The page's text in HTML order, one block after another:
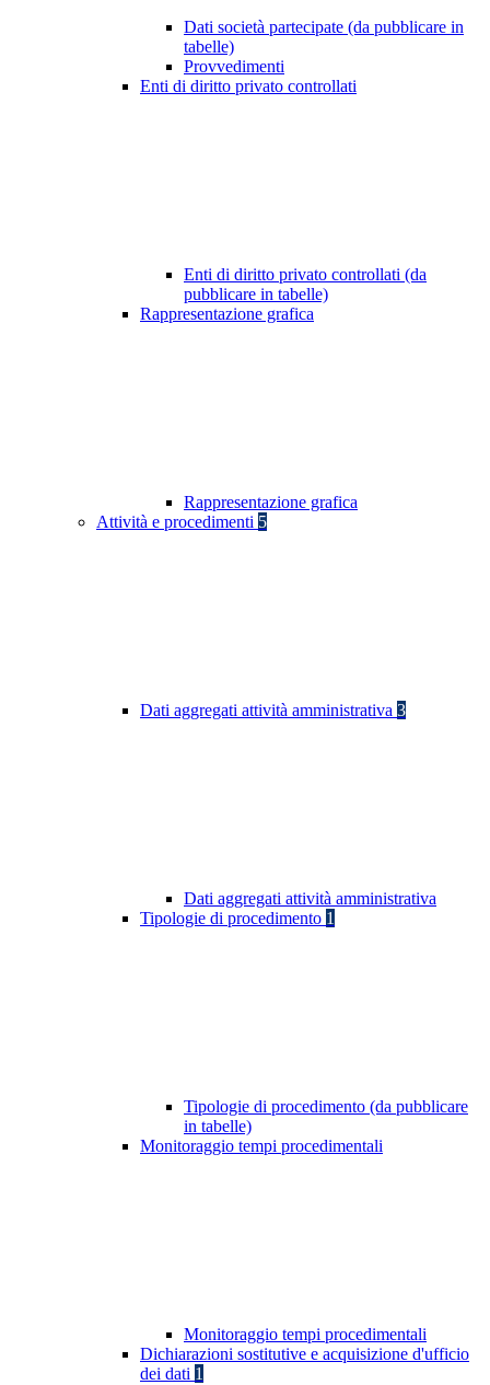
Dati società partecipate (da pubblicare in
tabelle)
Provvedimenti
Enti di diritto privato controllati
Enti di diritto privato controllati (da
pubblicare in tabelle)
Rappresentazione grafica
Rappresentazione grafica
Attività e procedimenti 5
Dati aggregati attività amministrativa 3
Dati aggregati attività amministrativa
Tipologie di procedimento 1
Tipologie di procedimento (da pubblicare
in tabelle)
Monitoraggio tempi procedimentali
Monitoraggio tempi procedimentali
Dichiarazioni sostitutive e acquisizione d'ufficio
dei dati 1